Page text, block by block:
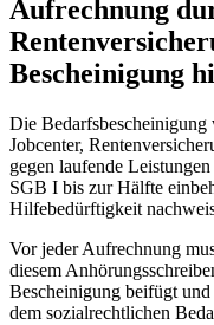
Aufrechnung
Bescheinigung
Die
Jobcenter,
gegen laufende
SGB I bis zur Hälfte
Hilfebedürftigkeit
Vor jeder Aufrechnung
diesem
Bescheinigung beifügt
dem sozialrechtlichen